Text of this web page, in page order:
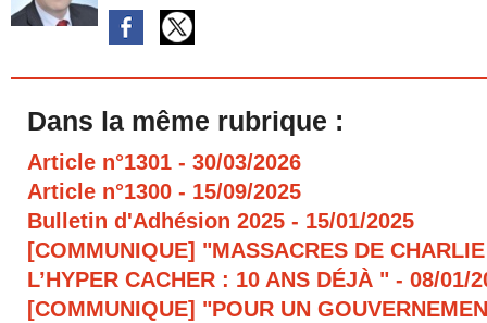
Dans la même rubrique :
Article n°1301 - 30/03/2026
Article n°1300 - 15/09/2025
Bulletin d'Adhésion 2025 - 15/01/2025
[COMMUNIQUE] "MASSACRES DE
L’HYPER CACHER : 10 ANS DÉJÀ " - 08/01/
[COMMUNIQUE] "POUR UN